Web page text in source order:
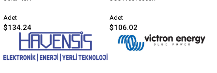
güvenli şarj yönetimi sunar. %99’a
bu cihaz,
fiyatı ve Mil Enerji güvencesiyle öne
çıkıyor. Güneş enerjisi sisteminizde
kontrolü ele alın!
Adet
$134.24
Adet
$106.02